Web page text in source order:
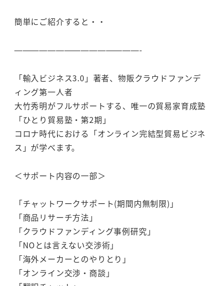
簡単にご紹介すると・・
———————————————-
「輸入ビジネス3.0」著者、物販クラウドファンデ
ィング第一人者
大竹秀明がフルサポートする、唯一の貿易家育成塾
「ひとり貿易塾・第2期」
コロナ時代における「オンライン完結型貿易ビジネ
ス」が学べます。
＜サポート内容の一部＞
「チャットワークサポート(期間内無制限)」
「商品リサーチ方法」
「クラウドファンディング事例研究」
「NOとは言えない交渉術」
「海外メーカーとのやりとり」
「オンライン交渉・商談」